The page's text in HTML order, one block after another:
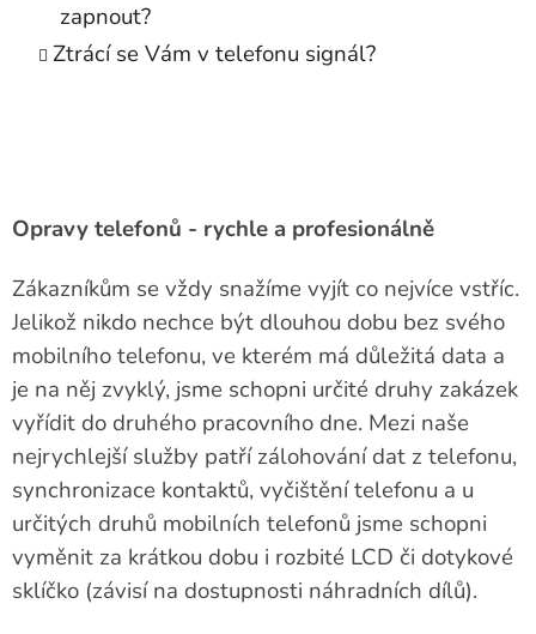
zapnout?
Ztrácí se Vám v telefonu signál?
Opravy telefonů - rychle a profesionálně
Zákazníkům se vždy snažíme vyjít co nejvíce vstříc.
Jelikož nikdo nechce být dlouhou dobu bez svého
mobilního telefonu, ve kterém má důležitá data a
je na něj zvyklý, jsme schopni určité druhy zakázek
vyřídit do druhého pracovního dne. Mezi naše
nejrychlejší služby patří zálohování dat z telefonu,
synchronizace kontaktů, vyčištění telefonu a u
určitých druhů mobilních telefonů jsme schopni
vyměnit za krátkou dobu i rozbité LCD či dotykové
sklíčko (závisí na dostupnosti náhradních dílů).